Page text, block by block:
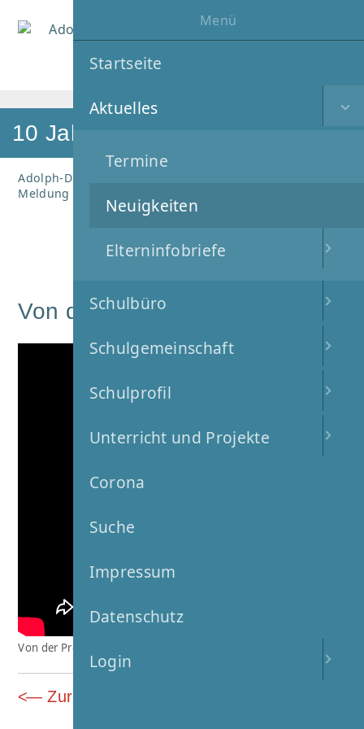
MENÜ
10 Jahre JeKi
Adolph-Diesterweg-Schule
Meldung
16. Juli 2023
Von der Probe zum Konzert
Von der Probe zum Konzert
Zurück
Menü
Startseite
Aktuelles
Termine
Neuigkeiten
Elterninfobriefe
Schulbüro
Schulgemeinschaft
Schulprofil
Unterricht und Projekte
Corona
Suche
Impressum
Datenschutz
Login